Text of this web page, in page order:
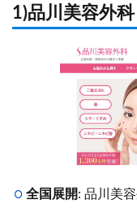
1)品川美容外科
全国展開: 品川美